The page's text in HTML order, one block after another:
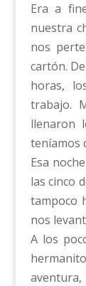
Era a
nuestra
nos
cartón.
horas,
trabajo.
llenaron
teníamos
Esa
las cinco
tampoco
nos
A los